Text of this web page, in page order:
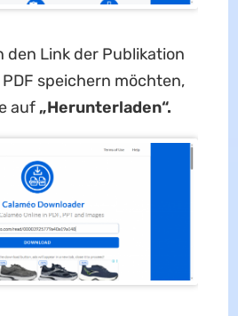
den Link der Publikation
PDF speichern möchten,
auf„Herunterladen“.